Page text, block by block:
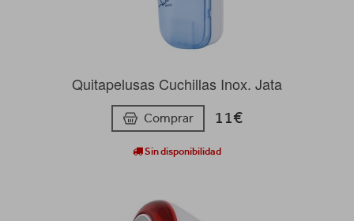
Quitapelusas Cuchillas Inox. Jata
Comprar 11€
Sin disponibilidad